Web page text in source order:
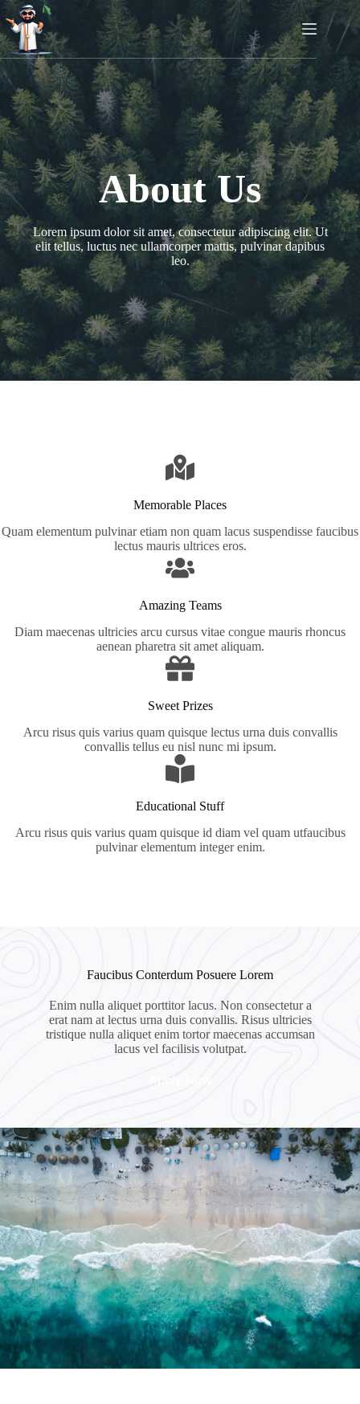
Skip
to
content
About Us
Lorem ipsum dolor sit amet, consectetur adipiscing elit. Ut
elit tellus, luctus nec ullamcorper mattis, pulvinar dapibus
leo.
Memorable Places
Quam elementum pulvinar etiam non quam lacus suspendisse faucibus
lectus mauris ultrices eros.
Amazing Teams
Diam maecenas ultricies arcu cursus vitae congue mauris rhoncus
aenean pharetra sit amet aliquam.
Sweet Prizes
Arcu risus quis varius quam quisque lectus urna duis convallis
convallis tellus eu nisl nunc mi ipsum.
Educational Stuff
Arcu risus quis varius quam quisque id diam vel quam utfaucibus
pulvinar elementum integer enim.
Faucibus Conterdum Posuere Lorem
Enim nulla aliquet porttitor lacus. Non consectetur a
erat nam at lectus urna duis convallis. Risus ultricies
tristique nulla aliquet enim tortor maecenas accumsan
lacus vel facilisis volutpat.